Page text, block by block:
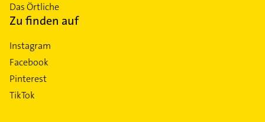
Das Örtliche
Zu finden auf
Instagram
Facebook
Pinterest
TikTok